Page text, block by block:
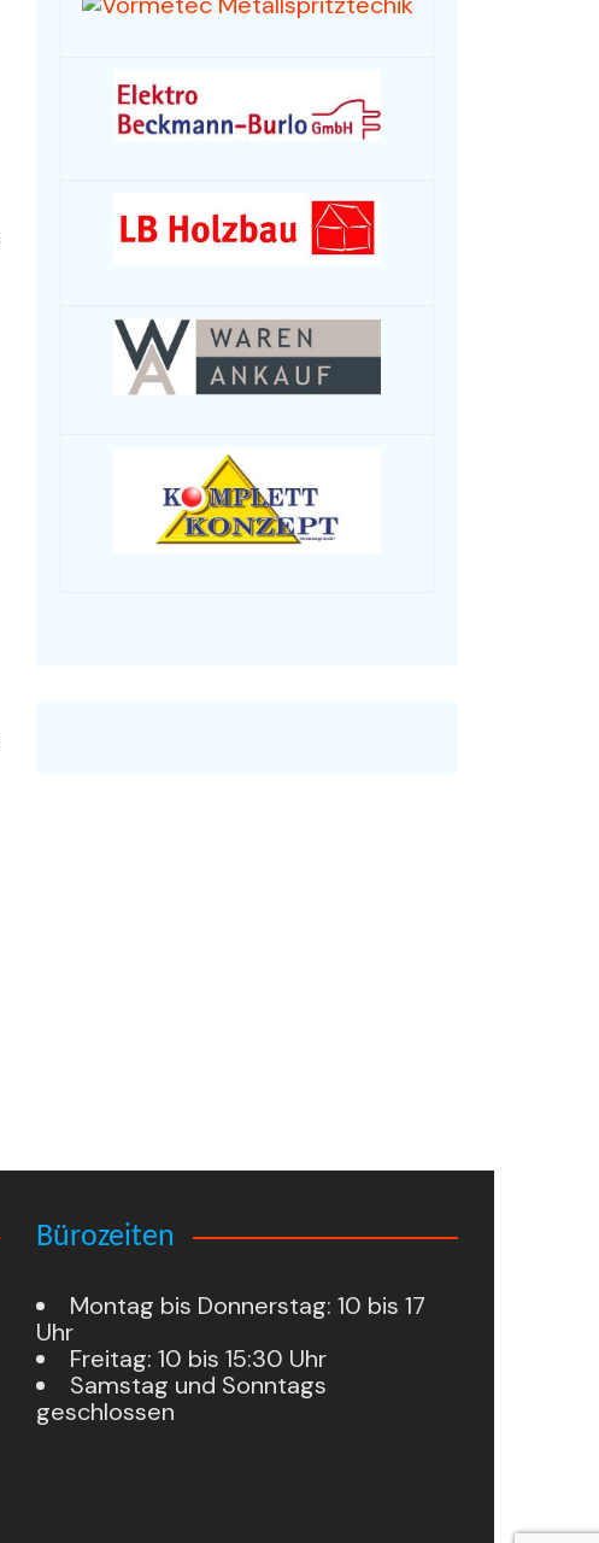
Bürozeiten
Montag bis Donnerstag: 10 bis 17
Uhr
Freitag: 10 bis 15:30 Uhr
Samstag und Sonntags
geschlossen